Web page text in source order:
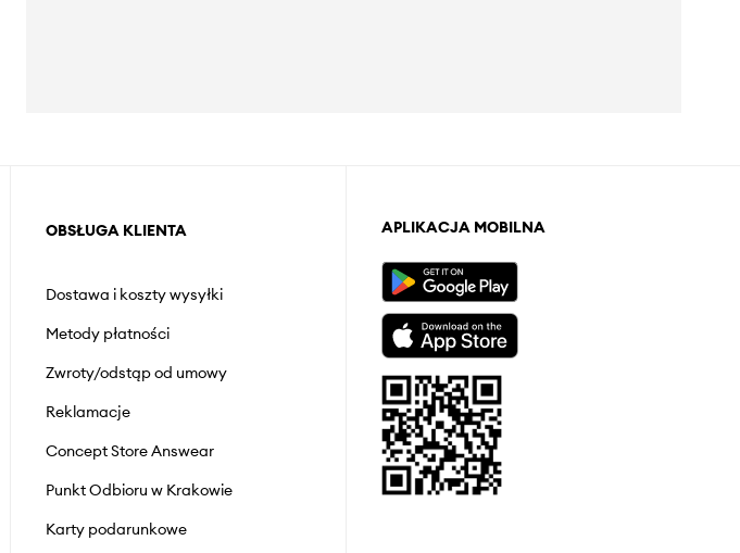
OBSŁUGA KLIENTA
Dostawa i koszty wysyłki
Metody płatności
Zwroty/odstąp od umowy
Reklamacje
Concept Store Answear
Punkt Odbioru w Krakowie
Karty podarunkowe
APLIKACJA MOBILNA